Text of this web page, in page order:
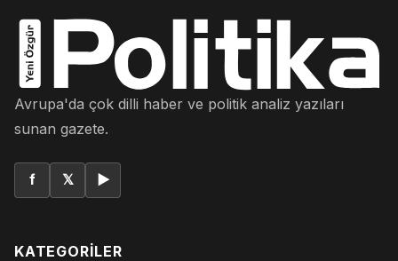
Avrupa'da çok dilli haber ve politik analiz yazıları
sunan gazete.
f 𝕏 ▶
KATEGORILER